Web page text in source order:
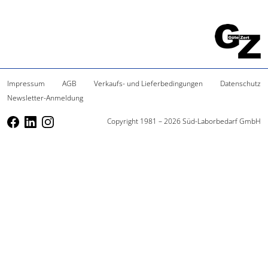
Impressum AGB Verkaufs- und Lieferbedingungen
Datenschutz
Newsletter-Anmeldung
Copyright 1981 – 2026 Süd-Laborbedarf GmbH